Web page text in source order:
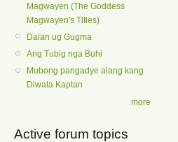
Magwayen (The Goddess
Magwayen's Titles)
Dalan ug Gugma
Ang Tubig nga Buhi
Mubong pangadye alang kang
Diwata Kaptan
more
Active forum topics